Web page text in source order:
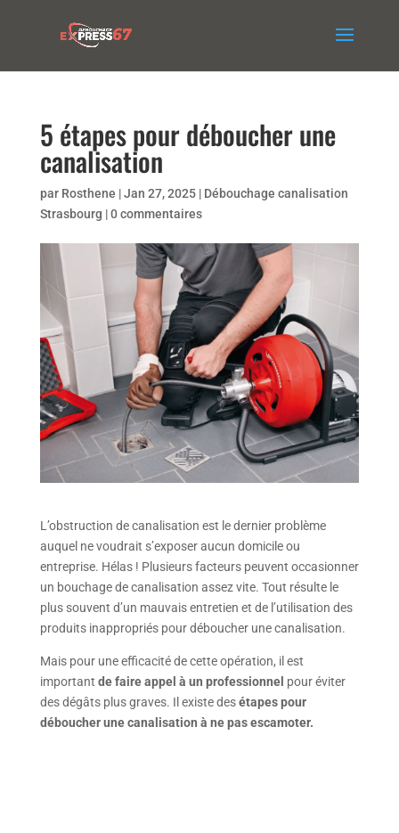
5 étapes pour déboucher une
canalisation
par Rosthene |Jan 27, 2025| Débouchage canalisation
Strasbourg |0 commentaires
L’obstruction de canalisation est le dernier problème
auquel ne voudrait s’exposer aucun domicile ou
entreprise. Hélas ! Plusieurs facteurs peuvent occasionner
un bouchage de canalisation assez vite. Tout résulte le
plus souvent d’un mauvais entretien et de l’utilisation des
produits inappropriés pour déboucher une canalisation.
Mais pour une efficacité de cette opération, il est
important de faire appel à un professionnel pour éviter
des dégâts plus graves. Il existe desétapes pour
déboucher une canalisation à ne pas escamoter.